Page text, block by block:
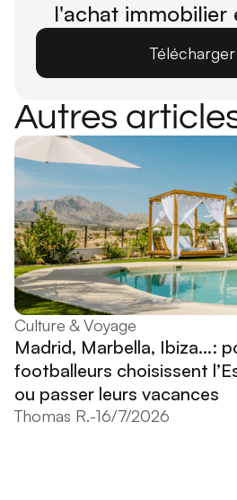
l'achat immobilier
Télécharger
Autres
Culture & Voyage
Madrid, Marbella, Ibiza...:
footballeurs choisissent
ou passer leurs vacances
Thomas R.-16/7/2026